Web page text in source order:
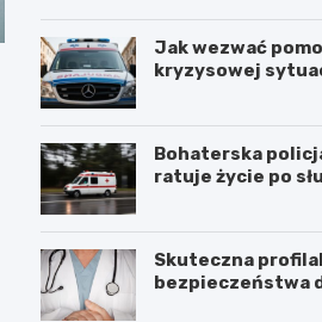
Jak wezwać
kryzysowej
Bohaterska
ratuje życie po
Skuteczna
bezpieczeństwa